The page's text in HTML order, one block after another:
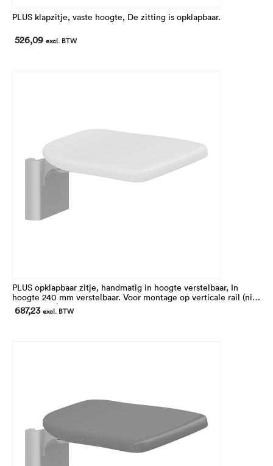
PLUS klapzitje, vaste hoogte, De zitting is opklapbaar.
526,09 excl. BTW
PLUS opklapbaar zitje, handmatig in hoogte verstelbaar, In
hoogte 240 mm verstelbaar. Voor montage op verticale rail (niet
inbegrepen).
687,23 excl. BTW